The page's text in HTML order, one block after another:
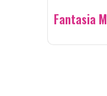
Fantasia